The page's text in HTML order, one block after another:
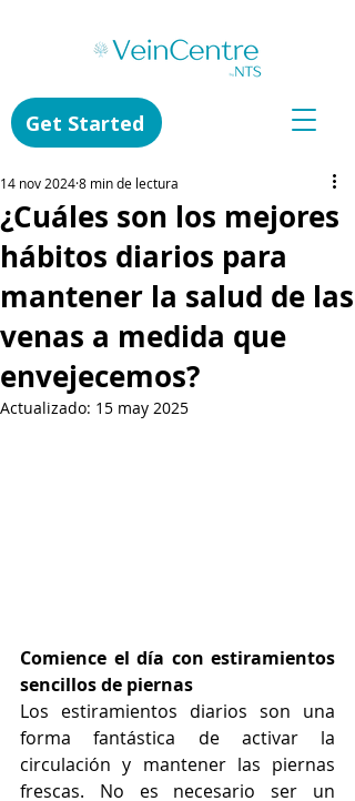
Get Started
¿Cuáles son los mejores
hábitos diarios para
mantener la salud de las
venas a medida que
envejecemos?
14 nov 20248 min de lectura
Actualizado: 15 may 2025
Comience el día con estiramientos
sencillos de piernas
Los estiramientos diarios son una
forma fantástica de activar la
circulación y mantener las piernas
frescas. No es necesario ser un